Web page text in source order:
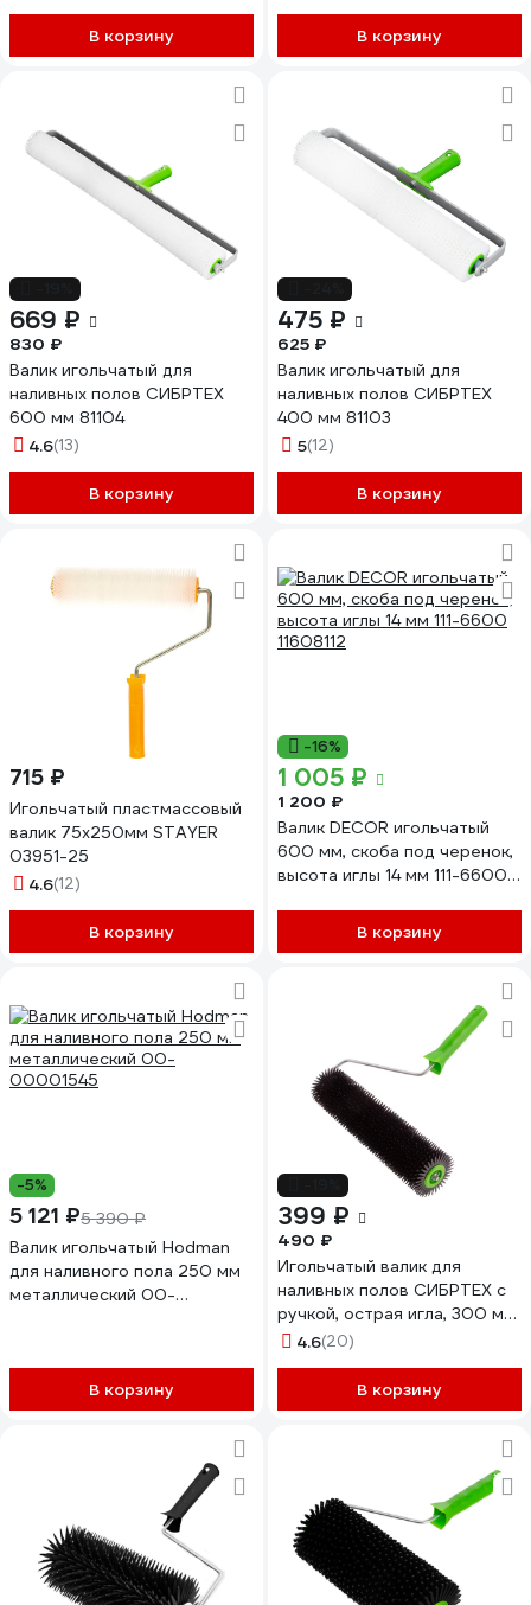
В корзину В корзину
669 ₽
830 ₽
Валик игольчатый для
наливных полов СИБРТЕХ
600 мм 81104
4.6(13)
В корзину
475 ₽
625 ₽
Валик игольчатый для
наливных полов СИБРТЕХ
400 мм 81103
5(12)
В корзину
715 ₽
Игольчатый пластмассовый
валик 75x250мм STAYER
03951-25
4.6(12)
В корзину
-16%
1 005 ₽
1 200 ₽
Валик DECOR игольчатый
600 мм, скоба под черенок,
высота иглы 14 мм 111-6600
В корзину
-5%
5 121 ₽5 390 ₽
Валик игольчатый Hodman
для наливного пола 250 мм
металлический 00-
В корзину
399 ₽
490 ₽
Игольчатый валик для
наливных полов СИБРТЕХ с
ручкой, острая игла, 300 мм
811114.6(20)
В корзину